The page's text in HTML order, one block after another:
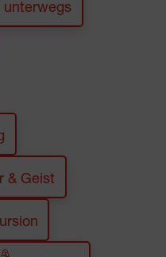
unterwegs
& Geist